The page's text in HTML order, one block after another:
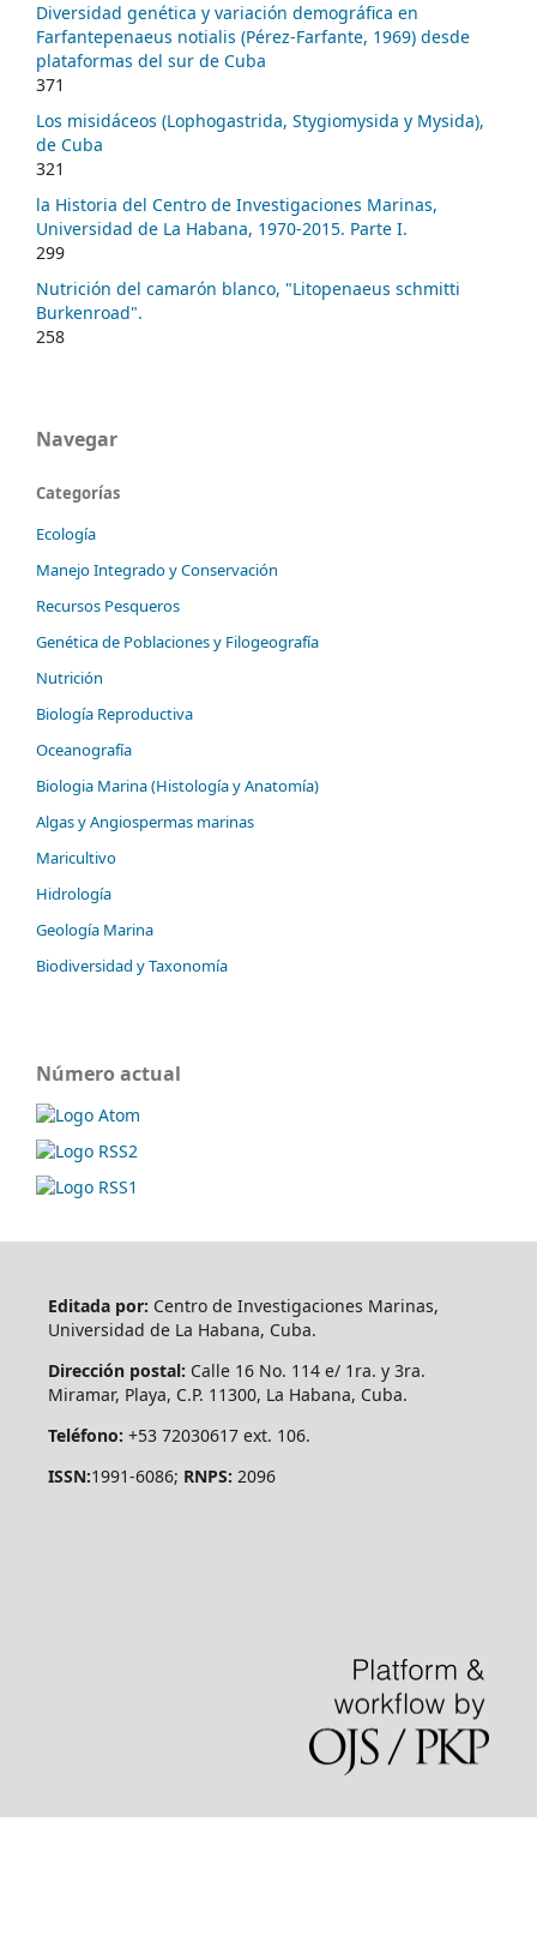
Diversidad genética y variación demográfica en
Farfantepenaeus notialis (Pérez-Farfante, 1969) desde
plataformas del sur de Cuba
371
Los misidáceos (Lophogastrida, Stygiomysida y Mysida),
de Cuba
321
la Historia del Centro de Investigaciones Marinas,
Universidad de La Habana, 1970-2015. Parte I.
299
Nutrición del camarón blanco, "Litopenaeus schmitti
Burkenroad".
258
Navegar
Categorías
Ecología
Manejo Integrado y Conservación
Recursos Pesqueros
Genética de Poblaciones y Filogeografía
Nutrición
Biología Reproductiva
Oceanografía
Biologia Marina (Histología y Anatomía)
Algas y Angiospermas marinas
Maricultivo
Hidrología
Geología Marina
Biodiversidad y Taxonomía
Número actual
Editada por: Centro de Investigaciones Marinas,
Universidad de La Habana, Cuba.
Dirección postal: Calle 16 No. 114 e/ 1ra. y 3ra.
Miramar, Playa, C.P. 11300, La Habana, Cuba.
Teléfono: +53 72030617 ext. 106.
ISSN:1991-6086; RNPS: 2096